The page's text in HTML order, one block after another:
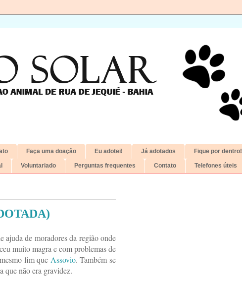
Faça uma doação Eu adotei! Já adotados Fique por dentro!
Voluntariado Perguntas frequentes Contato Telefones úteis
ajuda de moradores da região onde
muito magra e com problemas de
fim que Assovio. Também se
que não era gravidez.